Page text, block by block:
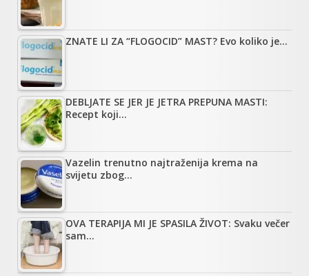
ZNATE LI ZA “FLOGOCID” MAST? Evo koliko je…
DEBLJATE SE JER JE JETRA PREPUNA MASTI:
Recept koji…
Vazelin trenutno najtraženija krema na
svijetu zbog…
OVA TERAPIJA MI JE SPASILA ŽIVOT: Svaku večer
sam…